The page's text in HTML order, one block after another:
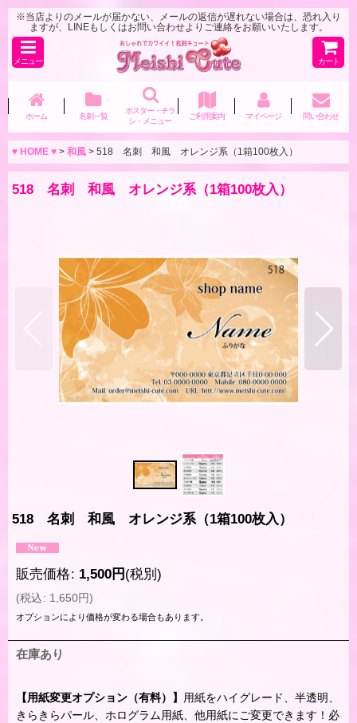
※当店よりのメールが届かない、メールの返信が遅れない場合は、恐れ入り
ますが、LINEもしくはお問い合わせよりご連絡をお願いいたします。
メニュー カート
ホーム 名刺一覧
ポスター・チラ
シ・メニュー
ご利用案内 マイページ 問い合わせ
♥ HOME ♥ > 和風 > 518 名刺 和風 オレンジ系（1箱100枚入）
518 名刺 和風 オレンジ系（1箱100枚入）
518 名刺 和風 オレンジ系（1箱100枚入）
販売価格: 1,500円 (税別)
(税込: 1,650円)
オプションにより価格が変わる場合もあります。
在庫あり
【用紙変更オプション（有料）】 用紙をハイグレード、半透明、
きらきらパール、ホログラム用紙、他用紙にご変更できます！必